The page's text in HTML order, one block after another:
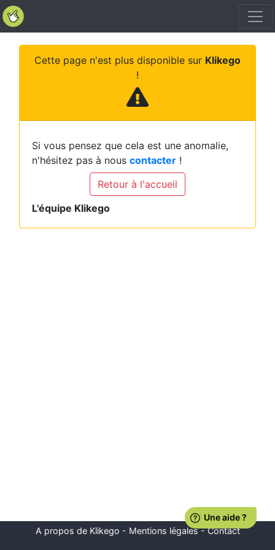
Cette page n'est plus disponible sur Klikego
!
Si vous pensez que cela est une anomalie,
n'hésitez pas à nous contacter !
Retour à l'accueil
L'équipe Klikego
A propos de Klikego - Mentions légales-Contact